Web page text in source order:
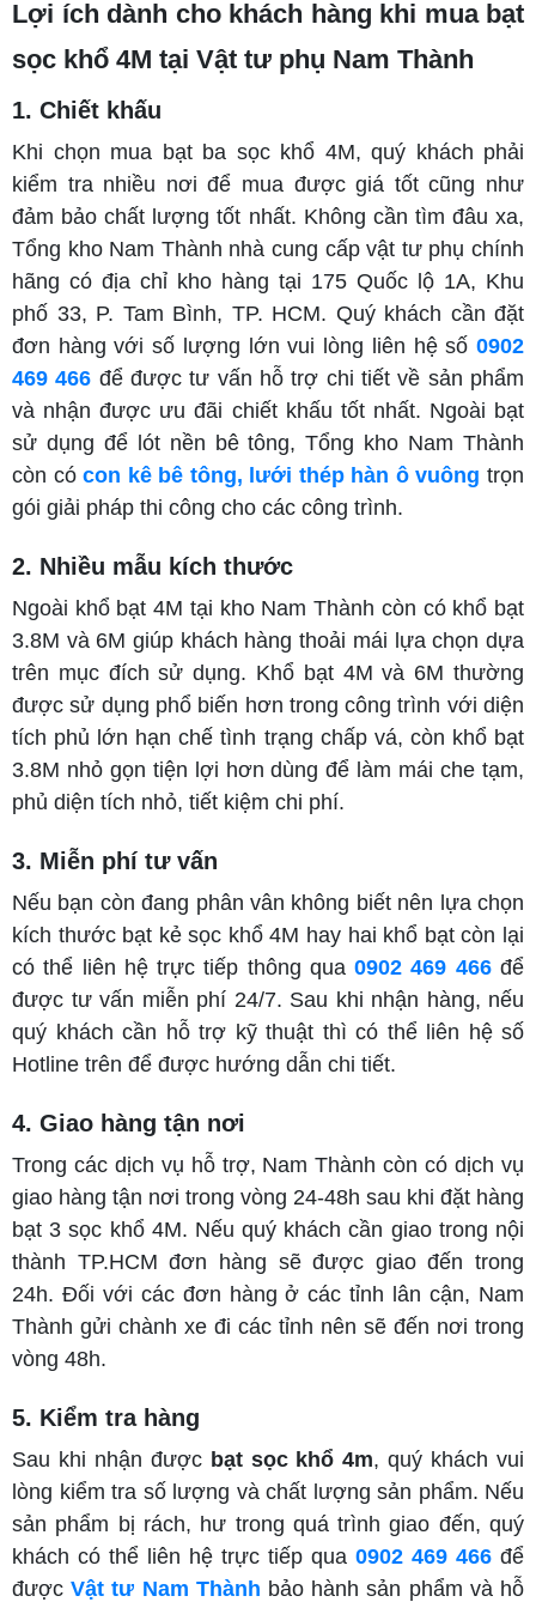
Lợi ích dành cho khách hàng khi mua bạt
sọc khổ 4M tại Vật tư phụ Nam Thành
1. Chiết khấu
Khi chọn mua bạt ba sọc khổ 4M, quý khách phải
kiểm tra nhiều nơi để mua được giá tốt cũng như
đảm bảo chất lượng tốt nhất. Không cần tìm đâu xa,
Tổng kho Nam Thành nhà cung cấp vật tư phụ chính
hãng có địa chỉ kho hàng tại 175 Quốc lộ 1A, Khu
phố 33, P. Tam Bình, TP. HCM. Quý khách cần đặt
đơn hàng với số lượng lớn vui lòng liên hệ số 0902
469 466 để được tư vấn hỗ trợ chi tiết về sản phẩm
và nhận được ưu đãi chiết khấu tốt nhất. Ngoài bạt
sử dụng để lót nền bê tông, Tổng kho Nam Thành
còn cócon kê bê tông, lưới thép hàn ô vuông trọn
gói giải pháp thi công cho các công trình.
2. Nhiều mẫu kích thước
Ngoài khổ bạt 4M tại kho Nam Thành còn có khổ bạt
3.8M và 6M giúp khách hàng thoải mái lựa chọn dựa
trên mục đích sử dụng. Khổ bạt 4M và 6M thường
được sử dụng phổ biến hơn trong công trình với diện
tích phủ lớn hạn chế tình trạng chấp vá, còn khổ bạt
3.8M nhỏ gọn tiện lợi hơn dùng để làm mái che tạm,
phủ diện tích nhỏ, tiết kiệm chi phí.
3. Miễn phí tư vấn
Nếu bạn còn đang phân vân không biết nên lựa chọn
kích thước bạt kẻ sọc khổ 4M hay hai khổ bạt còn lại
có thể liên hệ trực tiếp thông qua0902 469 466để
được tư vấn miễn phí 24/7. Sau khi nhận hàng, nếu
quý khách cần hỗ trợ kỹ thuật thì có thể liên hệ số
Hotline trên để được hướng dẫn chi tiết.
4. Giao hàng tận nơi
Trong các dịch vụ hỗ trợ, Nam Thành còn có dịch vụ
giao hàng tận nơi trong vòng 24-48h sau khi đặt hàng
bạt 3 sọc khổ 4M. Nếu quý khách cần giao trong nội
thành TP.HCM đơn hàng sẽ được giao đến trong
24h. Đối với các đơn hàng ở các tỉnh lân cận, Nam
Thành gửi chành xe đi các tỉnh nên sẽ đến nơi trong
vòng 48h.
5. Kiểm tra hàng
Sau khi nhận được bạt sọc khổ 4m, quý khách vui
lòng kiểm tra số lượng và chất lượng sản phẩm. Nếu
sản phẩm bị rách, hư trong quá trình giao đến, quý
khách có thể liên hệ trực tiếp qua 0902 469 466 để
đượcVật tư Nam Thành bảo hành sản phẩm và hỗ